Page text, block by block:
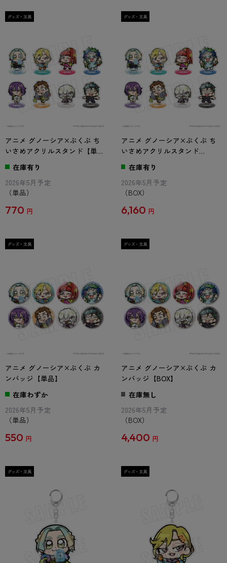
アニメ グノーシア×ぶくぶ ち
いさめアクリルスタンド【単
品】
在庫有り
2026年5月予定
（単品）
770 円
アニメ グノーシア×ぶくぶ ち
いさめアクリルスタンド
【BOX】
在庫有り
2026年5月予定
（BOX）
6,160 円
アニメ グノーシア×ぶくぶ カ
ンバッジ【単品】
在庫わずか
2026年5月予定
（単品）
550 円
アニメ グノーシア×ぶくぶ カ
ンバッジ【BOX】
在庫無し
2026年5月予定
（BOX）
4,400 円